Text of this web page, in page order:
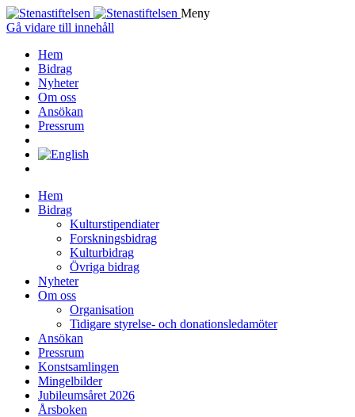
Meny
Gå vidare till innehåll
Hem
Bidrag
Nyheter
Om oss
Ansökan
Pressrum
Hem
Bidrag
Kulturstipendiater
Forskningsbidrag
Kulturbidrag
Övriga bidrag
Nyheter
Om oss
Organisation
Tidigare styrelse- och donationsledamöter
Ansökan
Pressrum
Konstsamlingen
Mingelbilder
Jubileumsåret 2026
Årsboken